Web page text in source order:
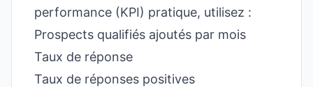
performance (KPI) pratique, utilisez :
Prospects qualifiés ajoutés par mois
Taux de réponse
Taux de réponses positives